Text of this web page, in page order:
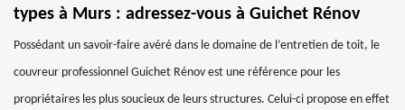
types à Murs : adressez-vous à Guichet Rénov
Possédant un savoir-faire avéré dans le domaine de l’entretien de toit, le
couvreur professionnel Guichet Rénov est une référence pour les
propriétaires les plus soucieux de leurs structures. Celui-ci propose en effet